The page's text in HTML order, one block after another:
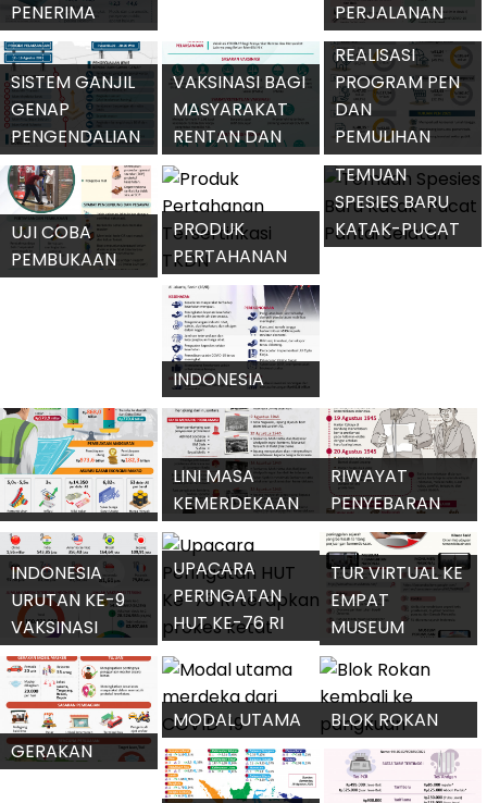
PENERIMA
VAKSIN COVID-
19
2021
PERJALANAN
UDARA DALAM
NEGERI
SISTEM GANJIL
GENAP
PENGENDALIAN
LALU LINTAS DKI
JAKARTA
VAKSINASI BAGI
MASYARAKAT
RENTAN DAN
BELUM MEMILIKI
NIK
REALISASI
PROGRAM PEN
DAN
PEMULIHAN
EKONOMI
NASIONAL
UJI COBA
PEMBUKAAN
PRODUK
PERTAHANAN
TERSERTIFIKASI
TKDN
TEMUAN
SPESIES BARU
KATAK-PUCAT
INDONESIA
TANGGUH DAN
TUMBUH
POSTUR RAPBN
2022
LINI MASA
KEMERDEKAAN
REPUBLIK
INDONESIA
RIWAYAT
PENYEBARAN
BERITA
PROKLAMASI
INDONESIA
URUTAN KE-9
VAKSINASI
COVID-19
TERBANYAK
UPACARA
PERINGATAN
HUT KE-76 RI
TERAPKAN
PROKES KETAT
TUR VIRTUAL KE
EMPAT
MUSEUM
SEJARAH
KEMERDEKAAN
GERAKAN
MODAL UTAMA
MERDEKA DARI
COVID-19
BLOK ROKAN
KEMBALI KE
PANGKUAN